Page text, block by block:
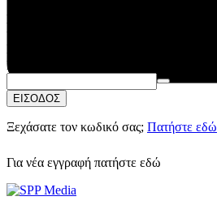
Συνεχίστε με Apple
ή
Email:
Κωδικός Πρόσβασης:
ΕΙΣΟΔΟΣ
Ξεχάσατε τον κωδικό σας; Πατήστε εδώ
Για νέα εγγραφή πατήστε εδώ